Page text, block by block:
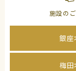
施設の
銀座
梅田